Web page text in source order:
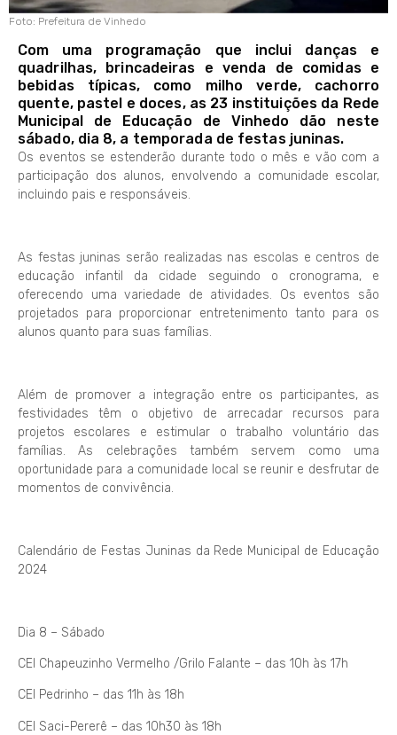
Foto: Prefeitura de Vinhedo
Com uma programação que inclui danças e
quadrilhas, brincadeiras e venda de comidas e
bebidas típicas, como milho verde, cachorro
quente, pastel e doces, as 23 instituições da Rede
Municipal de Educação de Vinhedo dão neste
sábado, dia 8, a temporada de festas juninas.
Os eventos se estenderão durante todo o mês e vão com a
participação dos alunos, envolvendo a comunidade escolar,
incluindo pais e responsáveis.
As festas juninas serão realizadas nas escolas e centros de
educação infantil da cidade seguindo o cronograma, e
oferecendo uma variedade de atividades. Os eventos são
projetados para proporcionar entretenimento tanto para os
alunos quanto para suas famílias.
Além de promover a integração entre os participantes, as
festividades têm o objetivo de arrecadar recursos para
projetos escolares e estimular o trabalho voluntário das
famílias. As celebrações também servem como uma
oportunidade para a comunidade local se reunir e desfrutar de
momentos de convivência.
Calendário de Festas Juninas da Rede Municipal de Educação
2024
Dia 8 – Sábado
CEI Chapeuzinho Vermelho /Grilo Falante – das 10h às 17h
CEI Pedrinho – das 11h às 18h
CEI Saci-Pererê – das 10h30 às 18h